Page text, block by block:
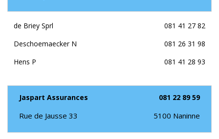
de Briey Sprl
081 41 27 82
Deschoemaecker N
081 26 31 98
Hens P
081 41 28 93
Jaspart Assurances 081 22 89 59
Rue de Jausse 33 5100 Naninne